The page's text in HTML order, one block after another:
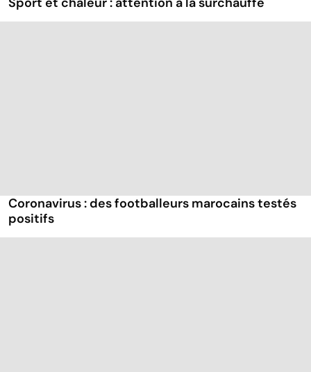
Coronavirus : des footballeurs marocains testés
positifs